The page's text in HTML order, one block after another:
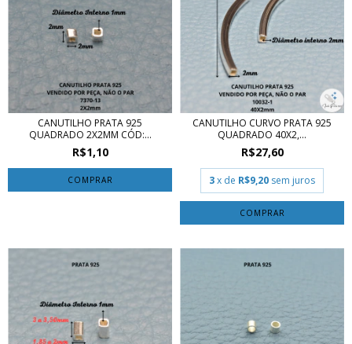
CANUTILHO PRATA 925
QUADRADO 2X2MM CÓD:...
R$1,10
CANUTILHO CURVO PRATA 925
QUADRADO 40X2,...
R$27,60
3x de R$9,20 sem juros